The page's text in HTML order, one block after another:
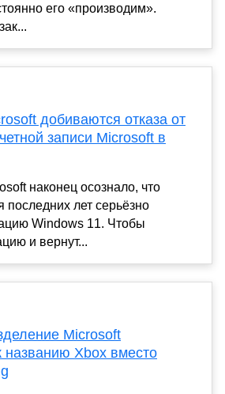
его «производим».
добиваются отказа от
записи Microsoft в
наконец осознало, что
лет серьёзно
Windows 11. Чтобы
и вернут...
Microsoft
названию Xbox вместо